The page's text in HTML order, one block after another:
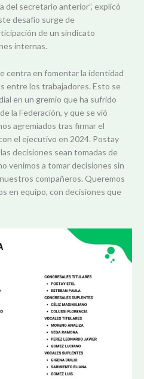
del secretario anterior”, explicó
desafío surge de
de un sindicato
internas.
centra en fomentar la identidad
entre los trabajadores. Esto se
en un gremio que ha sufrido
la Federación, y que se vió
agremiados tras firmar el
el ejecutivo en 2024. Postay
decisiones sean tomadas de
venimos a tomar decisiones sin
compañeros. Queremos
en equipo, con decisiones que